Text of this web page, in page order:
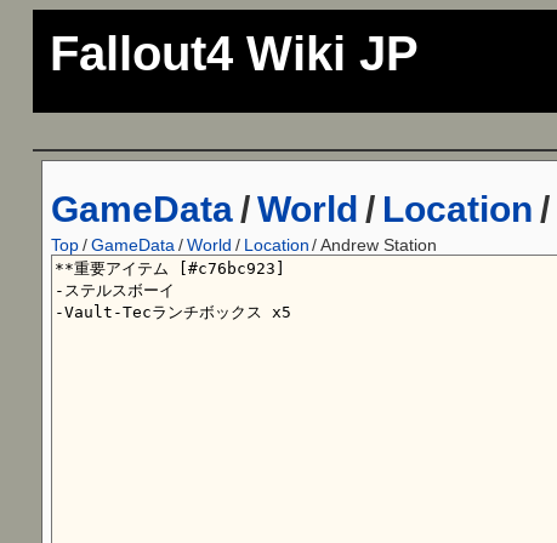
Fallout4 Wiki JP
GameData /World / Location /
Top/GameData /World / Location / Andrew Station